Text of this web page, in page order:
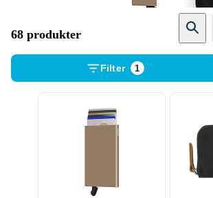
68 produkter
Filter 1